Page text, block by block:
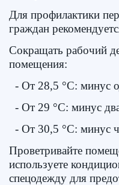
Для профилактики
граждан
Сокращать рабочий
помещения:
- От 28,5 °C: минус
- От 29 °C: минус
- От 30,5 °C: минус
Проветривайте
используете
спецодежду для